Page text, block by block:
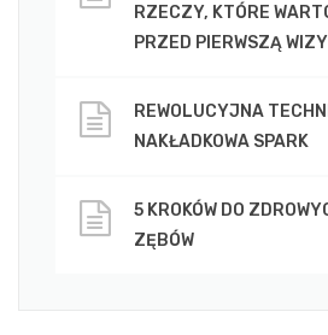
RZECZY, KTÓRE
PRZED PIERWSZĄ
REWOLUCYJNA
NAKŁADKOWA SPARK
5 KROKÓW DO
ZĘBÓW